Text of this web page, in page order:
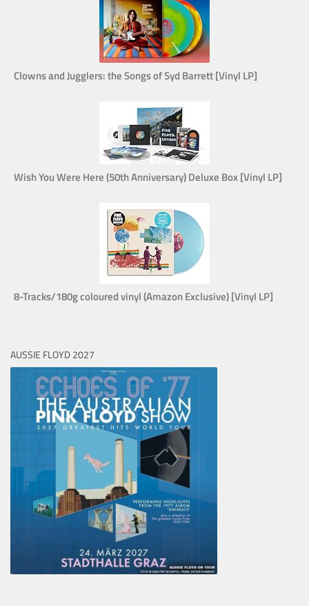
Clowns and Jugglers: the Songs of Syd Barrett [Vinyl LP]
Wish You Were Here (50th Anniversary) Deluxe Box [Vinyl LP]
8-Tracks/180g coloured vinyl (Amazon Exclusive) [Vinyl LP]
AUSSIE FLOYD 2027